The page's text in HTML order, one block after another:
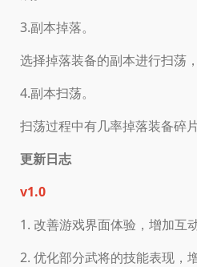
3.副本掉落。
选择掉落装备的副本进行扫荡
4.副本扫荡。
扫荡过程中有几率掉落装备碎
更新日志
v1.0
1. 改善游戏界面体验，增加互动
2. 优化部分武将的技能表现，